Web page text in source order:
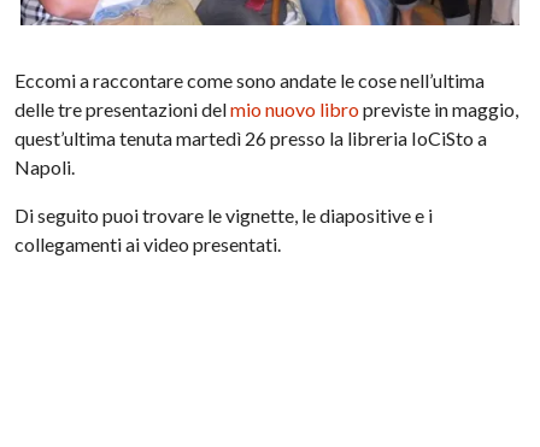
Eccomi a raccontare come sono andate le cose nell’ultima
delle tre presentazioni delmio nuovo libropreviste in maggio,
quest’ultima tenuta martedì 26 presso la libreria IoCiSto a
Napoli.
Di seguito puoi trovare le vignette, le diapositive e i
collegamenti ai video presentati.